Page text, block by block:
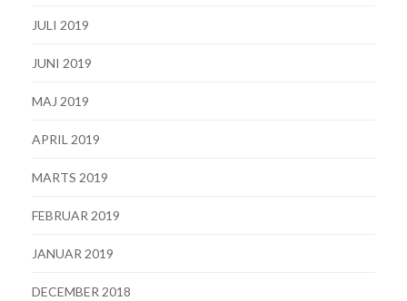
JULI 2019
JUNI 2019
MAJ 2019
APRIL 2019
MARTS 2019
FEBRUAR 2019
JANUAR 2019
DECEMBER 2018